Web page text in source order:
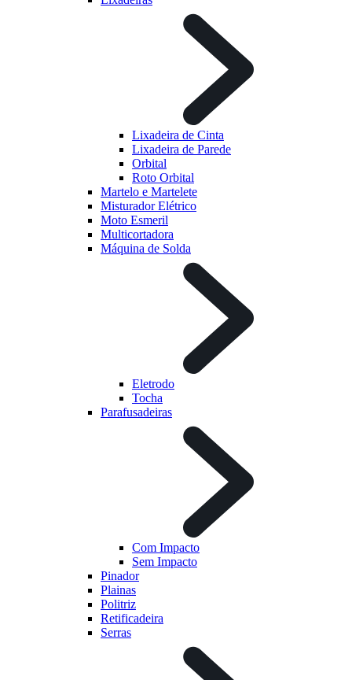
Lixadeira de Cinta
Lixadeira de Parede
Orbital
Roto Orbital
Martelo e Martelete
Misturador Elétrico
Moto Esmeril
Multicortadora
Máquina de Solda
Eletrodo
Tocha
Parafusadeiras
Com Impacto
Sem Impacto
Pinador
Plainas
Politriz
Retificadeira
Serras